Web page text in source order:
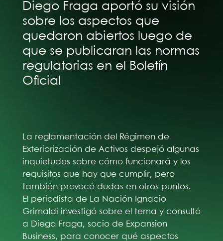
Diego Fraga aportó su visión
sobre los aspectos que
quedaron abiertos luego de
que se publicaran las normas
regulatorias en el Boletín
Oficial
La reglamentación del Régimen de
Exteriorización de Activos despejó algunas
inquietudes sobre cómo funcionará y los
requisitos que hay que cumplir, pero
también provocó dudas en otros puntos.
El periodista de La Nación Ignacio
Grimaldi investigó sobre el tema y consultó
a Diego Fraga, socio de Expansion
Business, para conocer qué aspectos